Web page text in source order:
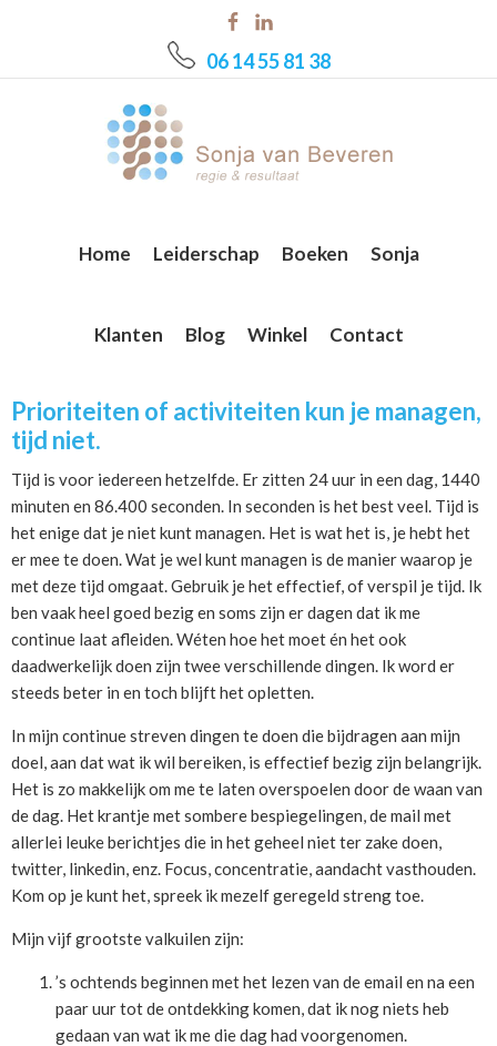
06 14 55 81 38
Home Leiderschap Boeken Sonja
Klanten Blog Winkel Contact
Prioriteiten of activiteiten kun je managen,
tijd niet.
Tijd is voor iedereen hetzelfde. Er zitten 24 uur in een dag, 1440
minuten en 86.400 seconden. In seconden is het best veel. Tijd is
het enige dat je niet kunt managen. Het is wat het is, je hebt het
er mee te doen. Wat je wel kunt managen is de manier waarop je
met deze tijd omgaat. Gebruik je het effectief, of verspil je tijd. Ik
ben vaak heel goed bezig en soms zijn er dagen dat ik me
continue laat afleiden. Wéten hoe het moet én het ook
daadwerkelijk doen zijn twee verschillende dingen. Ik word er
steeds beter in en toch blijft het opletten.
In mijn continue streven dingen te doen die bijdragen aan mijn
doel, aan dat wat ik wil bereiken, is effectief bezig zijn belangrijk.
Het is zo makkelijk om me te laten overspoelen door de waan van
de dag. Het krantje met sombere bespiegelingen, de mail met
allerlei leuke berichtjes die in het geheel niet ter zake doen,
twitter, linkedin, enz. Focus, concentratie, aandacht vasthouden.
Kom op je kunt het, spreek ik mezelf geregeld streng toe.
Mijn vijf grootste valkuilen zijn:
’s ochtends beginnen met het lezen van de email en na een
paar uur tot de ontdekking komen, dat ik nog niets heb
gedaan van wat ik me die dag had voorgenomen.